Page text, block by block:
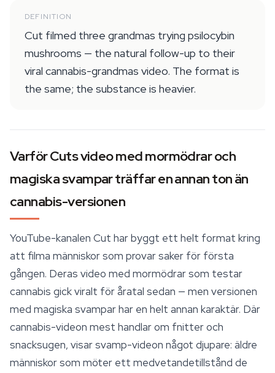
DEFINITION
Cut filmed three grandmas trying psilocybin
mushrooms — the natural follow-up to their
viral cannabis-grandmas video. The format is
the same; the substance is heavier.
Varför Cuts video med mormödrar och
magiska svampar träffar en annan ton än
cannabis-versionen
YouTube-kanalen Cut har byggt ett helt format kring
att filma människor som provar saker för första
gången. Deras video med mormödrar som testar
cannabis gick viralt för åratal sedan — men versionen
med magiska svampar har en helt annan karaktär. Där
cannabis-videon mest handlar om fnitter och
snacksugen, visar svamp-videon något djupare: äldre
människor som möter ett medvetandetillstånd de